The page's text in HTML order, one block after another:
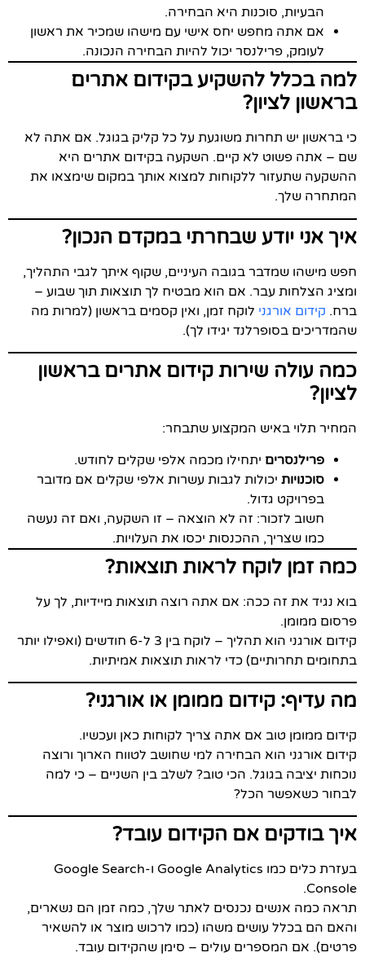
הבעיות, סוכנות היא הבחירה.
אם אתה מחפש יחס אישי עם מישהו שמכיר את ראשון
לעומק, פרילנסר יכול להיות הבחירה הנכונה.
למה בכלל להשקיע בקידום אתרים
בראשון לציון?
כי בראשון יש תחרות משוגעת על כל קליק בגוגל. אם אתה לא
שם – אתה פשוט לא קיים. השקעה בקידום אתרים היא
ההשקעה שתעזור ללקוחות למצוא אותך במקום שימצאו את
המתחרה שלך.
איך אני יודע שבחרתי במקדם הנכון?
חפש מישהו שמדבר בגובה העיניים, שקוף איתך לגבי התהליך,
ומציג הצלחות עבר. אם הוא מבטיח לך תוצאות תוך שבוע –
ברח. קידום אורגני לוקח זמן, ואין קסמים בראשון (למרות מה
שהמדריכים בסופרלנד יגידו לך).
כמה עולה שירות קידום אתרים בראשון
לציון?
המחיר תלוי באיש המקצוע שתבחר:
פרילנסרים יתחילו מכמה אלפי שקלים לחודש.
סוכנויות יכולות לגבות עשרות אלפי שקלים אם מדובר
בפרויקט גדול.
חשוב לזכור: זה לא הוצאה – זו השקעה, ואם זה נעשה
כמו שצריך, ההכנסות יכסו את העלויות.
כמה זמן לוקח לראות תוצאות?
בוא נגיד את זה ככה: אם אתה רוצה תוצאות מיידיות, לך על
פרסום ממומן.
קידום אורגני הוא תהליך – לוקח בין 3 ל-6 חודשים (ואפילו יותר
בתחומים תחרותיים) כדי לראות תוצאות אמיתיות.
מה עדיף: קידום ממומן או אורגני?
קידום ממומן טוב אם אתה צריך לקוחות כאן ועכשיו.
קידום אורגני הוא הבחירה למי שחושב לטווח הארוך ורוצה
נוכחות יציבה בגוגל. הכי טוב? לשלב בין השניים – כי למה
לבחור כשאפשר הכל?
איך בודקים אם הקידום עובד?
בעזרת כלים כמו Google Analytics ו-Google Search
Console.
תראה כמה אנשים נכנסים לאתר שלך, כמה זמן הם נשארים,
והאם הם בכלל עושים משהו (כמו לרכוש מוצר או להשאיר
פרטים). אם המספרים עולים – סימן שהקידום עובד.